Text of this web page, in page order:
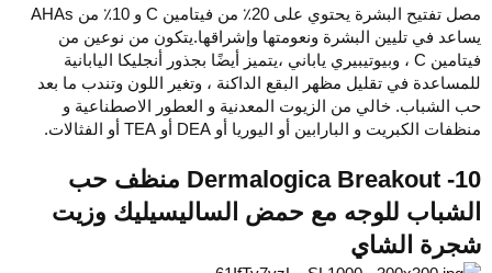
مصل تفتيح البشرة يحتوي على 20٪ من فيتامين C و 10٪ من AHAs
يساعد في تليين البشرة ونعومتها وإشراقها.يتكون من نوعين من
فيتامين C ، وبيوتيبيري ياباني ،يتميز أيضًا بجذور أنجليكا اليابانية
للمساعدة في تقليل مظهر البقع الداكنة ، وتغير اللون وتندب ما بعد
حب الشباب. خالي من الزيوت المعدنية و العطور الاصطناعية و
منظفات الكبريت و البارابين أو اليوريا أو DEA أو TEA أو الفثالات.
Dermalogica Breakout -10 منظف حب
الشباب للوجه مع حمض الساليسيليك وزيت
شجرة الشاي